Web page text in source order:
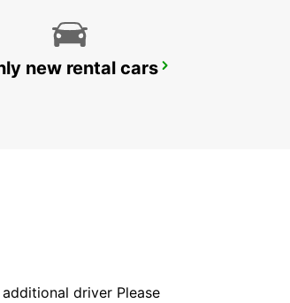
new rental cars
driver Please